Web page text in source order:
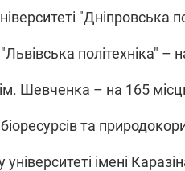
"Дніпровська
політехніка" –
Шевченка – на 165
та
імені
ЗСУ